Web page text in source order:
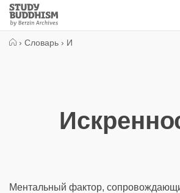
Close
Study
Buddhism
› Словарь › И
Ментальный фактор,